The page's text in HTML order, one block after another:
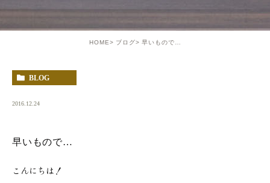
HOME ブログ 早いもので…
BLOG
2016.12.24
早いもので…
こんにちは！